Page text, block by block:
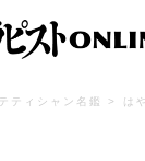
ティシャン名鑑 > は